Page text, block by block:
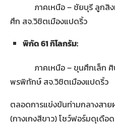
ภาคเหนือ – ชัยบุรี ลูกสิงห์
ศึก สจ.วิชิตเมืองแปดริ้ว
พิกัด61 กิโลกรัม:
ภาคเหนือ – ขุนศึกเล็ก ศิษ
พรพิทักษ์ สจ.วิชิตเมืองแปดริ้ว
ตลอดการแข่งขันท่ามกลางสา
(กางเกงสีขาว) โชว์ฟอร์มดุเดือ